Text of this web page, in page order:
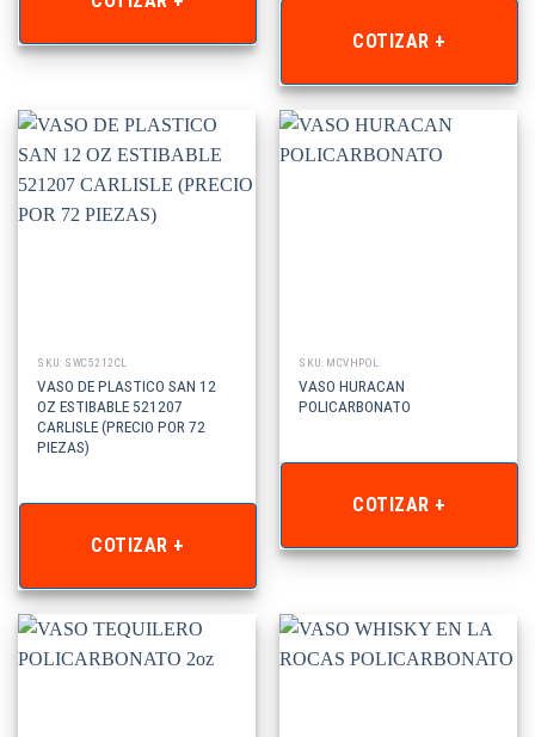
COTIZAR +
SKU: SWC5212CL
VASO DE PLASTICO SAN 12
OZ ESTIBABLE 521207
CARLISLE (PRECIO POR 72
PIEZAS)
COTIZAR +
SKU: MCVHPOL
VASO HURACAN
POLICARBONATO
COTIZAR +